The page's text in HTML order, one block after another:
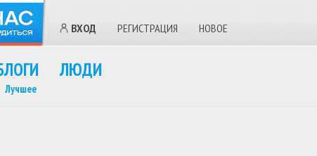
ВХОД РЕГИСТРАЦИЯ НОВОЕ
ЛЮДИ
Лучшее